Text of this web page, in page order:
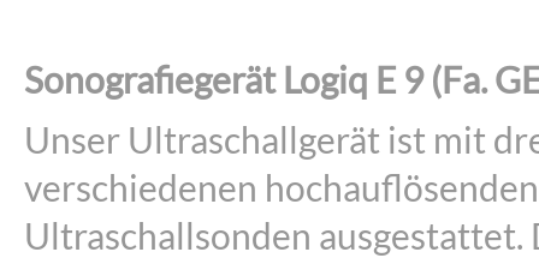
Sonografiegerät Logiq E 9 (Fa.
Unser Ultraschallgerät ist mit
verschiedenen hochauflösenden
Ultraschallsonden ausgestattet.